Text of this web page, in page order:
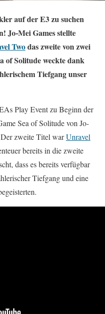
auf der E3 zu suchen
Jo-Mei Games stellte
Twodas zweite von zwei
of Solitude weckte dank
Tiefgang unser
Play Event zu Beginn der
Sea of Solitude von Jo-
zweite Titel warUnravel
bereits in die zweite
dass es bereits verfügbar
Tiefgang und eine